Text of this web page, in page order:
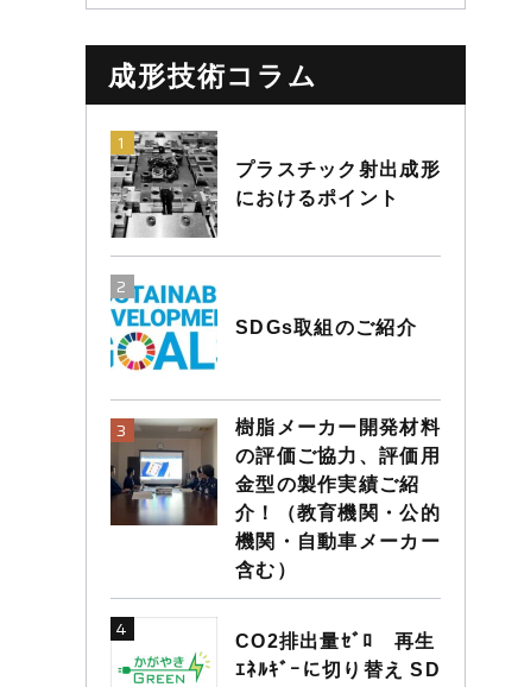
成形技術コラム
プラスチック射出成形
におけるポイント
SDGs取組のご紹介
樹脂メーカー開発材料
の評価ご協力、評価用
金型の製作実績ご紹
介！（教育機関・公的
機関・自動車メーカー
含む）
CO2排出量ｾﾞﾛ 再生
ｴﾈﾙｷﾞｰに切り替え SD